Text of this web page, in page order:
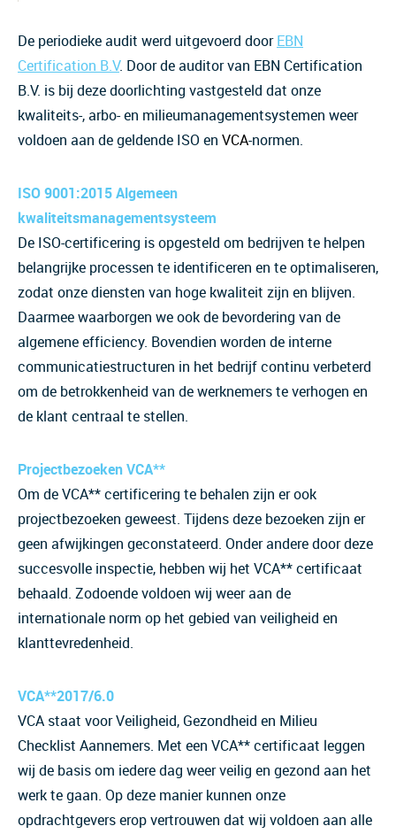
De periodieke audit werd uitgevoerd doorEBN
Certification B.V. Door de auditor van EBN Certification
B.V. is bij deze doorlichting vastgesteld dat onze
kwaliteits-, arbo- en milieumanagementsystemen weer
voldoen aan de geldende ISO en VCA-normen.
ISO 9001:2015 Algemeen
kwaliteitsmanagementsysteem
De ISO-certificering is opgesteld om bedrijven te helpen
belangrijke processen te identificeren en te optimaliseren,
zodat onze diensten van hoge kwaliteit zijn en blijven.
Daarmee waarborgen we ook de bevordering van de
algemene efficiency. Bovendien worden de interne
communicatiestructuren in het bedrijf continu verbeterd
om de betrokkenheid van de werknemers te verhogen en
de klant centraal te stellen.
Projectbezoeken VCA**
Om de VCA** certificering te behalen zijn er ook
projectbezoeken geweest. Tijdens deze bezoeken zijn er
geen afwijkingen geconstateerd. Onder andere door deze
succesvolle inspectie, hebben wij het VCA** certificaat
behaald. Zodoende voldoen wij weer aan de
internationale norm op het gebied van veiligheid en
klanttevredenheid.
VCA**2017/6.0
VCA staat voor Veiligheid, Gezondheid en Milieu
Checklist Aannemers. Met een VCA** certificaat leggen
wij de basis om iedere dag weer veilig en gezond aan het
werk te gaan. Op deze manier kunnen onze
opdrachtgevers erop vertrouwen dat wij voldoen aan alle